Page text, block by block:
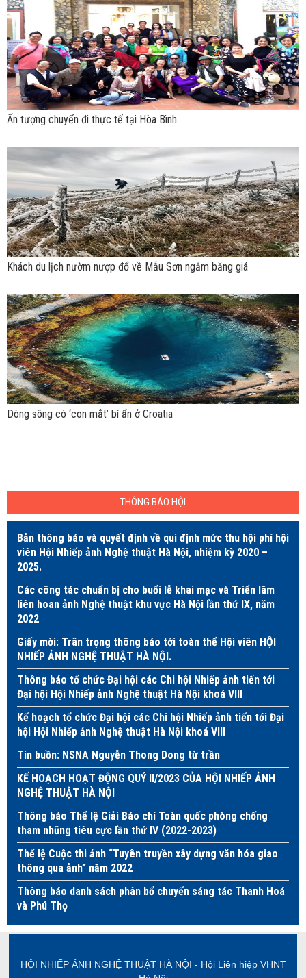
Ấn tượng chuyến đi thực tế tại Hòa Bình
Khách du lịch nườm nượp đổ về Mẫu Sơn ngắm băng giá
Dòng sông có ‘con mắt’ bí ẩn ở Croatia
THÔNG BÁO HỘI
Bản thông báo và quyết định về qui định mức thu hội phí hội
viên Hội Nhiếp ảnh Nghệ thuật Hà Nội, nhiệm kỳ 2020 –
2025.
Các công tác chuẩn bị cho buổi lễ khai mạc và Triển lãm
liên hoan ảnh Nghệ thuật khu vực Hà Nội lần thứ IX, năm
2022
Giấy mời: Trân trọng thông báo tới toàn thể Hội viên HỘI
NHIẾP ẢNH NGHỆ THUẬT HÀ NỘI.
Thông báo tổ chức Đại hội các Chi hội Nhiếp ảnh tiến tới
Đại hội Hội Nhiếp ảnh Nghệ thuật Hà Nội khoá VIII
Kế hoạch tổ chức Đại hội các Chi hội Nhiếp ảnh tiến tới Đại
hội Hội Nhiếp ảnh Nghệ thuật Hà Nội khoá VIII
Tin buồn: NSNA Nguyễn Thong Dong từ trần
KẾ HOẠCH HOẠT ĐỘNG QUÝ II/2023 CỦA HỘI NHIẾP ẢNH
NGHỆ THUẬT HÀ NỘI
Thông báo Thể lệ Giải Báo chí Toàn quốc phòng chống
tham nhũng tiêu cực lần thứ IV (2022-2023)
Thể lệ Cuộc thi ảnh “Tuyên truyền xây dựng văn hóa giao
thông qua ảnh” năm 2022
Thông báo danh sách phân bổ chuyến sáng tác Thanh Hoá
và Phú Thọ
HỘI NHIẾP ẢNH NGHỆ THUẬT HÀ NỘI - Hội Liên hiệp VHNT